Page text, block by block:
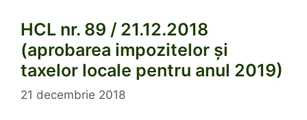
HCL nr. 89 / 21.12.2018
(aprobarea impozitelor și
taxelor locale pentru anul 2019)
21 decembrie 2018